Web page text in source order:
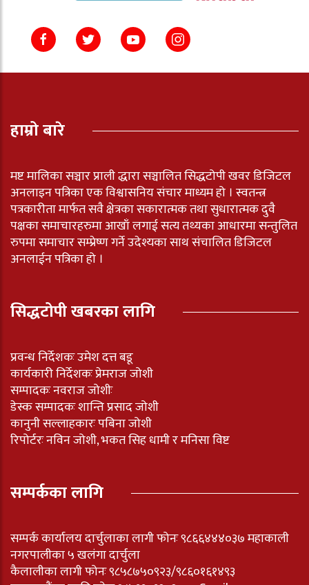
हाम्रो बारे
मष्ट मालिका सञ्चार प्राली द्धारा सञ्चालित सिद्धटोपी खवर डिजिटल
अनलाइन पत्रिका एक विश्वासनिय संचार माध्यम हो । स्वतन्त्र
पत्रकारीता मार्फत सवै क्षेत्रका सकारात्मक तथा सुधारात्मक दुवै
पक्षका समाचारहरुमा आखाँ लगाई सत्य तथ्यका आधारमा सन्तुलित
रुपमा समाचार सम्प्रेष्ण गर्ने उदेश्यका साथ संचालित डिजिटल
अनलाईन पत्रिका हो ।
सिद्धटोपी खबरका लागि
प्रवन्ध निर्देशकः उमेश दत्त बडू
कार्यकारी निर्देशकः प्रेमराज जोशी
सम्पादकः नवराज जोशीः
डेस्क सम्पादकः शान्ति प्रसाद जोशी
कानुनी सल्लाहकारः पबिना जोशी
रिपोर्टरः नविन जोशी, भकत सिह धामी र मनिसा विष्ट
सम्पर्कका लागि
सम्पर्क कार्यालय दार्चुलाका लागी फोनः ९८६६४४४०३७ महाकाली
नगरपालीका ५ खलंगा दार्चुला
कैलालीका लागी फोनः ९८५८७५०९२३/९८६०१६१४९३